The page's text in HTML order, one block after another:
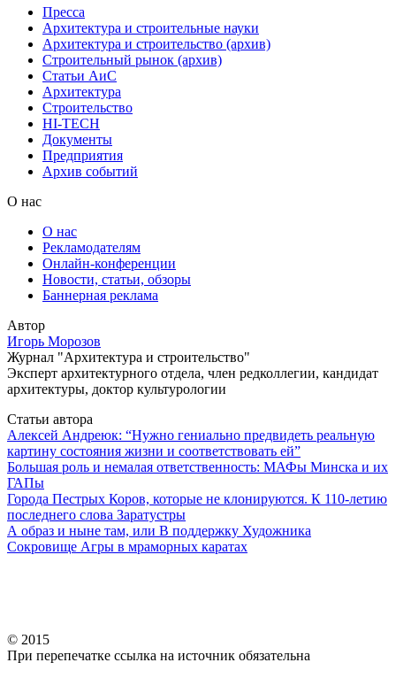
Пресса
Архитектура и строительные науки
Архитектура и строительство (архив)
Строительный рынок (архив)
Статьи АиС
Архитектура
Строительство
HI-TECH
Документы
Предприятия
Архив событий
О нас
О нас
Рекламодателям
Онлайн-конференции
Новости, статьи, обзоры
Баннерная реклама
Автор
Игорь Морозов
Журнал "Архитектура и строительство"
Эксперт архитектурного отдела, член редколлегии, кандидат
архитектуры, доктор культурологии
Статьи автора
Алексей Андреюк: “Нужно гениально предвидеть реальную
картину состояния жизни и соответствовать ей”
Большая роль и немалая ответственность: МАФы Минска и их
ГАПы
Города Пестрых Коров, которые не клонируются. К 110-летию
последнего слова Заратустры
А образ и ныне там, или В поддержку Художника
Сокровище Агры в мраморных каратах
© 2015
При перепечатке ссылка на источник обязательна